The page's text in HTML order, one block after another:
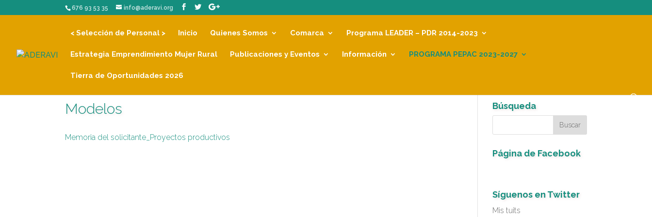
676 93 53 35 info@aderavi.org
< Selección de Personal > Inicio Quienes Somos Comarca Programa LEADER – PDR 2014-2023
Estrategia Emprendimiento Mujer Rural Publicaciones y Eventos Información PROGRAMA PEPAC 2023-2027
Tierra de Oportunidades 2026
Modelos
Memoria del solicitante_Proyectos productivos
Búsqueda
Página de Facebook
Síguenos en Twitter
Mis tuits